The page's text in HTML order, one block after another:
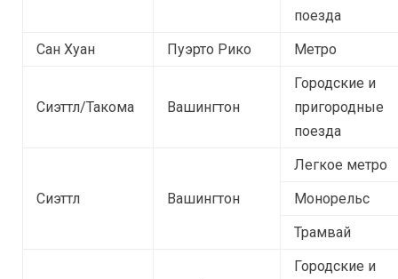
поезда
Сан Хуан
Пуэрто Рико Метро
Сиэттл/Такома Вашингтон
Городские и
пригородные
поезда
Сиэттл Вашингтон
Легкое метро
Монорельс
Трамвай
Городские и